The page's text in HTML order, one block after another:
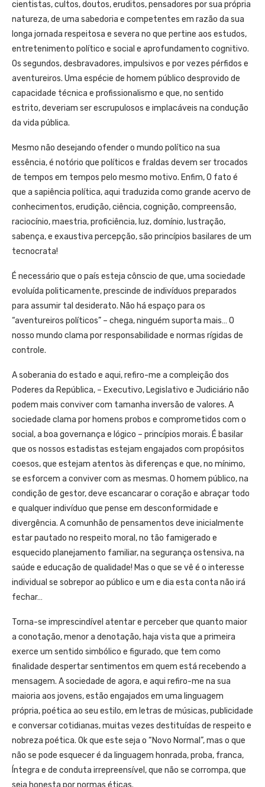
cientistas, cultos, doutos, eruditos, pensadores por sua própria
natureza, de uma sabedoria e competentes em razão da sua
longa jornada respeitosa e severa no que pertine aos estudos,
entretenimento político e social e aprofundamento cognitivo.
Os segundos, desbravadores, impulsivos e por vezes pérfidos e
aventureiros. Uma espécie de homem público desprovido de
capacidade técnica e profissionalismo e que, no sentido
estrito, deveriam ser escrupulosos e implacáveis na condução
da vida pública.
Mesmo não desejando ofender o mundo político na sua
essência, é notório que políticos e fraldas devem ser trocados
de tempos em tempos pelo mesmo motivo. Enfim, O fato é
que a sapiência política, aqui traduzida como grande acervo de
conhecimentos, erudição, ciência, cognição, compreensão,
raciocínio, maestria, proficiência, luz, domínio, lustração,
sabença, e exaustiva percepção, são princípios basilares de um
tecnocrata!
É necessário que o país esteja cônscio de que, uma sociedade
evoluída politicamente, prescinde de indivíduos preparados
para assumir tal desiderato. Não há espaço para os
“aventureiros políticos” – chega, ninguém suporta mais… O
nosso mundo clama por responsabilidade e normas rígidas de
controle.
A soberania do estado e aqui, refiro-me a compleição dos
Poderes da República, – Executivo, Legislativo e Judiciário não
podem mais conviver com tamanha inversão de valores. A
sociedade clama por homens probos e comprometidos com o
social, a boa governança e lógico – princípios morais. É basilar
que os nossos estadistas estejam engajados com propósitos
coesos, que estejam atentos às diferenças e que, no mínimo,
se esforcem a conviver com as mesmas. O homem público, na
condição de gestor, deve escancarar o coração e abraçar todo
e qualquer indivíduo que pense em desconformidade e
divergência. A comunhão de pensamentos deve inicialmente
estar pautado no respeito moral, no tão famigerado e
esquecido planejamento familiar, na segurança ostensiva, na
saúde e educação de qualidade! Mas o que se vê é o interesse
individual se sobrepor ao público e um e dia esta conta não irá
fechar…
Torna-se imprescindível atentar e perceber que quanto maior
a conotação, menor a denotação, haja vista que a primeira
exerce um sentido simbólico e figurado, que tem como
finalidade despertar sentimentos em quem está recebendo a
mensagem. A sociedade de agora, e aqui refiro-me na sua
maioria aos jovens, estão engajados em uma linguagem
própria, poética ao seu estilo, em letras de músicas, publicidade
e conversar cotidianas, muitas vezes destituídas de respeito e
nobreza poética. Ok que este seja o “Novo Normal”, mas o que
não se pode esquecer é da linguagem honrada, proba, franca,
Íntegra e de conduta irrepreensível, que não se corrompa, que